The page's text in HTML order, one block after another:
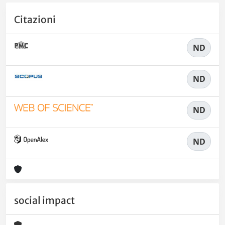
Citazioni
ND
ND
ND
ND
social impact